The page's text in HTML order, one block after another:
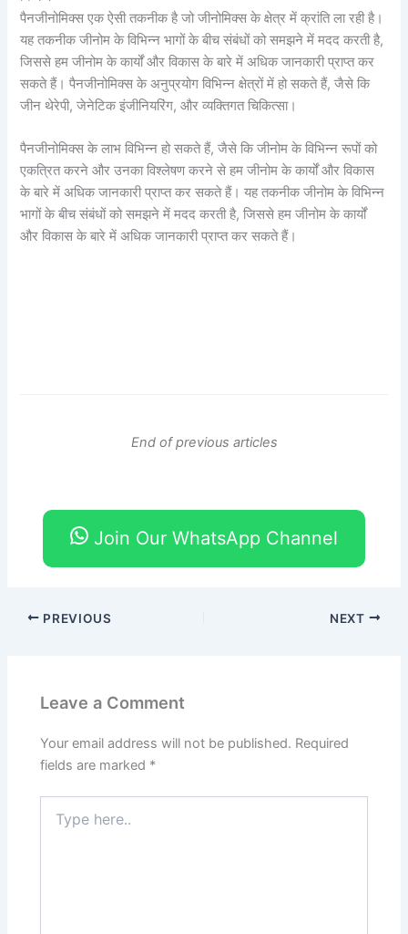
पैनजीनोमिक्स एक ऐसी तकनीक है जो जीनोमिक्स के क्षेत्र में क्रांति ला रही है।
यह तकनीक जीनोम के विभिन्न भागों के बीच संबंधों को समझने में मदद करती है,
जिससे हम जीनोम के कार्यों और विकास के बारे में अधिक जानकारी प्राप्त कर
सकते हैं। पैनजीनोमिक्स के अनुप्रयोग विभिन्न क्षेत्रों में हो सकते हैं, जैसे कि
जीन थेरेपी, जेनेटिक इंजीनियरिंग, और व्यक्तिगत चिकित्सा।
पैनजीनोमिक्स के लाभ विभिन्न हो सकते हैं, जैसे कि जीनोम के विभिन्न रूपों को
एकत्रित करने और उनका विश्लेषण करने से हम जीनोम के कार्यों और विकास
के बारे में अधिक जानकारी प्राप्त कर सकते हैं। यह तकनीक जीनोम के विभिन्न
भागों के बीच संबंधों को समझने में मदद करती है, जिससे हम जीनोम के कार्यों
और विकास के बारे में अधिक जानकारी प्राप्त कर सकते हैं।
End of previous articles
Join Our WhatsApp Channel
PREVIOUS NEXT
Leave a Comment
Your email address will not be published. Required
fields are marked *
here..